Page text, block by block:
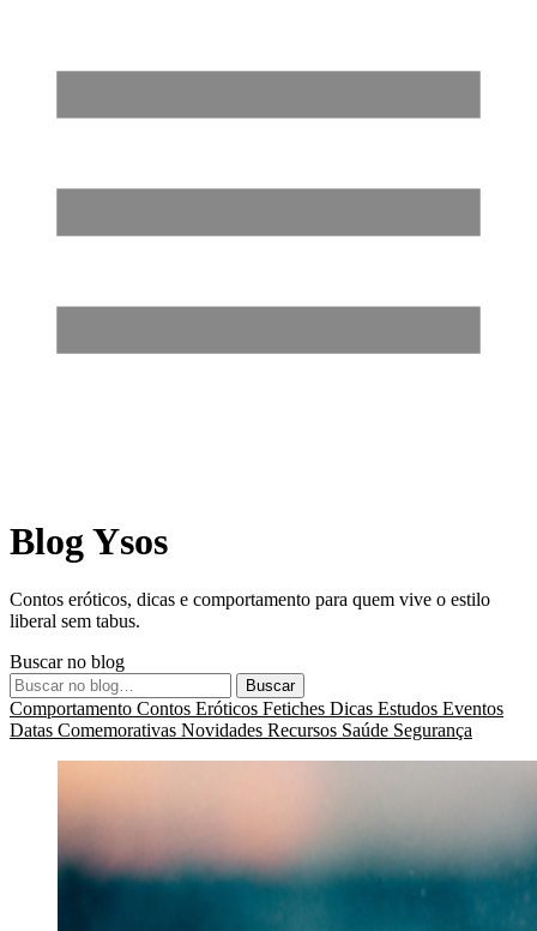
Blog Ysos
Contos eróticos, dicas e comportamento para quem vive o estilo
liberal sem tabus.
Buscar no blog
Buscar
Comportamento Contos Eróticos Fetiches Dicas Estudos Eventos
Datas Comemorativas Novidades Recursos Saúde Segurança